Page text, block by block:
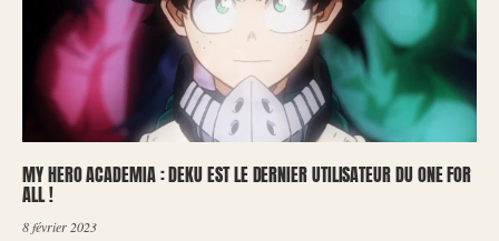
MY HERO ACADEMIA : DEKU EST LE DERNIER UTILISATEUR DU ONE FOR
ALL !
8 février 2023